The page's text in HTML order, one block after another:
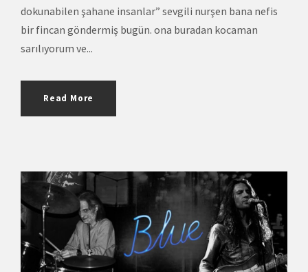
dokunabilen şahane insanlar” sevgili nurşen bana nefis
bir fincan göndermiş bugün. ona buradan kocaman
sarılıyorum ve...
Read More